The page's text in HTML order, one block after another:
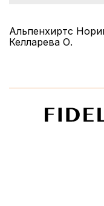
Альпенхиртс
Келларева О.